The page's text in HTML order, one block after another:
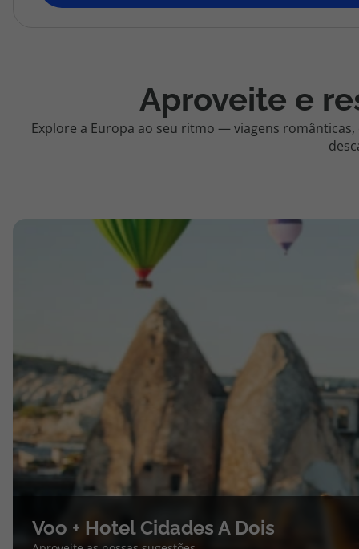
topatlantico@topatlantico.com
Aproveite e
Explore a Europa ao seu ritmo — viagens
Voo + Hotel Cidades A Dois